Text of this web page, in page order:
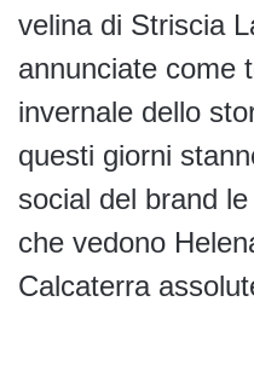
velina di Striscia
annunciate come
invernale dello
questi giorni
social del brand
che vedono
Calcaterra